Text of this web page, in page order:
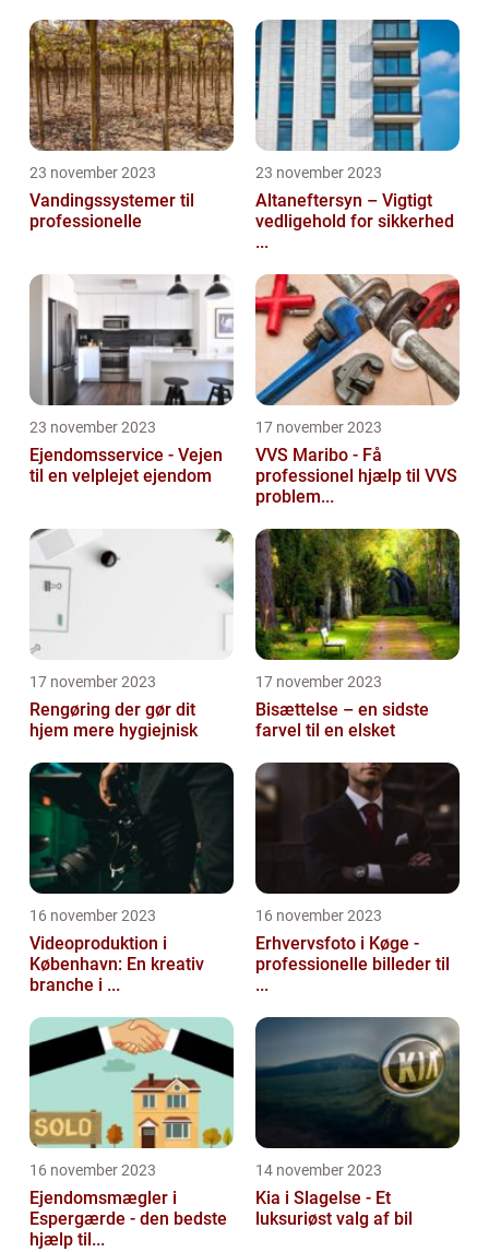
23 november 2023
Vandingssystemer til
professionelle
23 november 2023
Altaneftersyn – Vigtigt
vedligehold for sikkerhed
...
23 november 2023
Ejendomsservice - Vejen
til en velplejet ejendom
17 november 2023
VVS Maribo - Få
professionel hjælp til VVS
problem...
17 november 2023
Rengøring der gør dit
hjem mere hygiejnisk
17 november 2023
Bisættelse – en sidste
farvel til en elsket
16 november 2023
Videoproduktion i
København: En kreativ
branche i ...
16 november 2023
Erhvervsfoto i Køge -
professionelle billeder til
...
16 november 2023
Ejendomsmægler i
Espergærde - den bedste
hjælp til...
14 november 2023
Kia i Slagelse - Et
luksuriøst valg af bil